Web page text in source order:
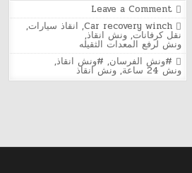
Leave a Comment
on
خدمة
ونش
احترافية
في
روكسي
لجميع
أنواع
السيارات
Posted
in
Car recovery winch
, انقاذ سيارات,
نقل كرفانات, ونش انقاذ,
ونش لرفع المعدات الثقيله
Tagged
#ونش الفرسان, #ونش انقاذ,
ونش 24 ساعة , ونش انقاذ